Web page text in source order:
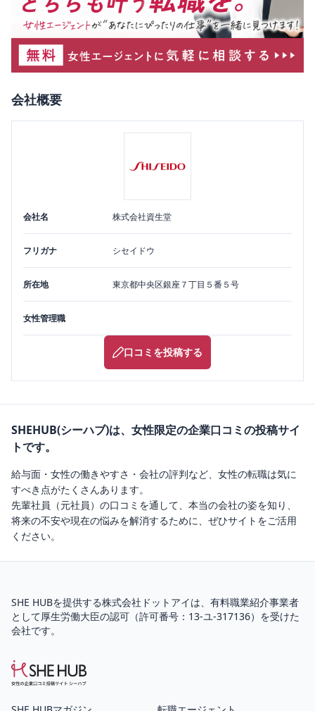
会社概要
会社名 株式会社資生堂
フリガナ シセイドウ
所在地 東京都中央区銀座７丁目５番５号
女性管理職
口コミを投稿する
SHEHUB(シーハブ)は、女性限定の企業口コミの投稿サイ
トです。
給与面・女性の働きやすさ・会社の評判など、女性の転職は気に
すべき点がたくさんあります。
先輩社員（元社員）の口コミを通して、本当の会社の姿を知り、
将来の不安や現在の悩みを解消するために、ぜひサイトをご活用
ください。
SHE HUBを提供する株式会社ドットアイは、 有料職業紹介事業者
として厚生労働大臣の認可（許可番号：13-ユ-317136）を受けた
会社です。